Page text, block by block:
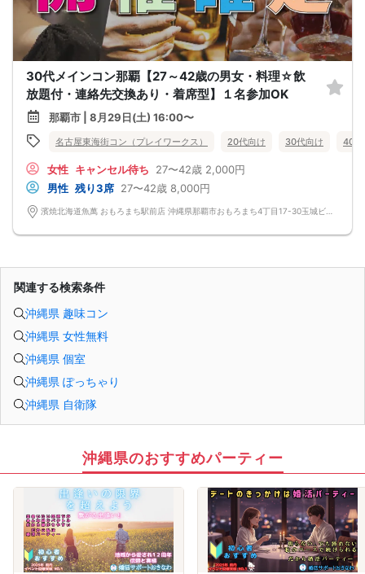
30代メインコン那覇【27～42歳の男女・料理☆飲
放題付・連絡先交換あり・着席型】１名参加OK
那覇市 | 8月29日(土) 16:00〜
名古屋東海街コン（プレイワークス） 20代向け 30代向け 40代
女性 キャンセル待ち 27〜42歳 2,000円
男性 残り3席 27〜42歳 8,000円
関連する検索条件
沖縄県 趣味コン
沖縄県 女性無料
沖縄県 個室
沖縄県 ぽっちゃり
沖縄県 自衛隊
沖縄県のおすすめパーティー